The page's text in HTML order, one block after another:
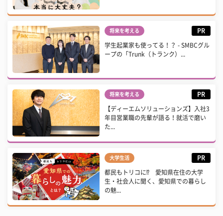
将来を考える PR
学生起業家も使ってる！？ - SMBCグル
ープの「Trunk（トランク）...
将来を考える PR
【ディーエムソリューションズ】入社3
年目営業職の先輩が語る！就活で磨い
た...
大学生活 PR
都民もトリコに⁉ 愛知県在住の大学
生・社会人に聞く、愛知県での暮らし
の魅...